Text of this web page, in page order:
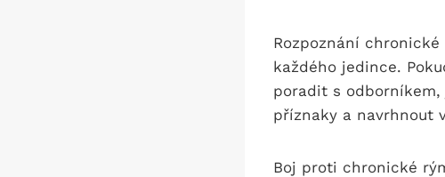
Rozpoznání
každého jedince.
poradit s odborníkem,
příznaky a navrhnout
Boj proti chronické